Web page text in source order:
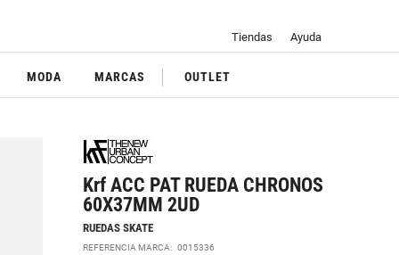
Tiendas Ayuda
MODA MARCAS OUTLET
Krf ACC PAT RUEDA CHRONOS
60X37MM 2UD
RUEDAS SKATE
REFERENCIA MARCA:0015336